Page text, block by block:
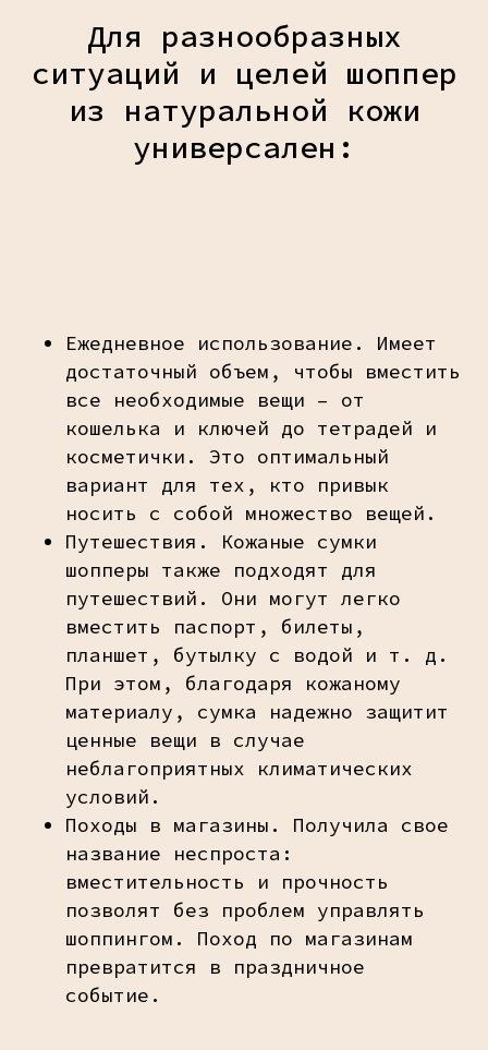
Для разнообразных
ситуаций и целей шоппер
из натуральной кожи
универсален:
Ежедневное использование. Имеет
достаточный объем, чтобы вместить
все необходимые вещи – от
кошелька и ключей до тетрадей и
косметички. Это оптимальный
вариант для тех, кто привык
носить с собой множество вещей.
Путешествия. Кожаные сумки
шопперы также подходят для
путешествий. Они могут легко
вместить паспорт, билеты,
планшет, бутылку с водой и т. д.
При этом, благодаря кожаному
материалу, сумка надежно защитит
ценные вещи в случае
неблагоприятных климатических
условий.
Походы в магазины. Получила свое
название неспроста:
вместительность и прочность
позволят без проблем управлять
шоппингом. Поход по магазинам
превратится в праздничное
событие.